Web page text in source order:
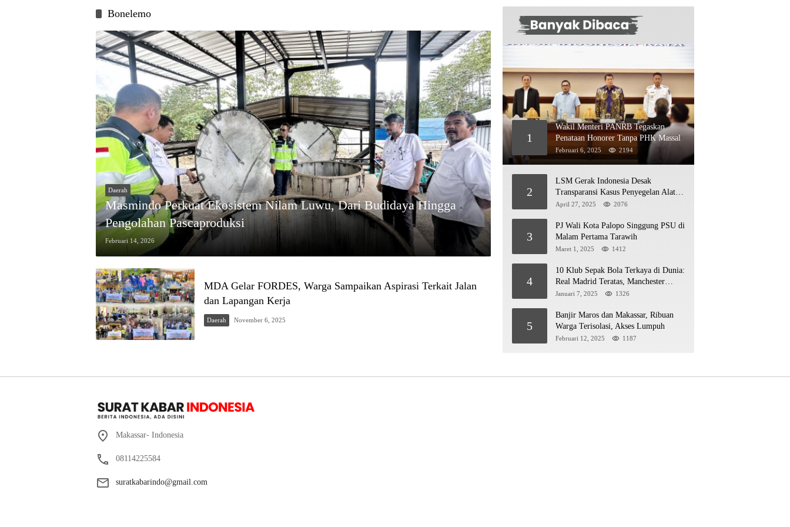
Bonelemo
Daerah
Masmindo Perkuat Ekosistem Nilam Luwu, Dari Budidaya Hingga
Pengolahan Pascaproduksi
Februari 14, 2026
MDA Gelar FORDES, Warga Sampaikan Aspirasi Terkait Jalan
dan Lapangan Kerja
Daerah November 6, 2025
1
Wakil Menteri PANRB Tegaskan
Penataan Honorer Tanpa PHK Massal
Februari 6, 2025 2194
2
LSM Gerak Indonesia Desak
Transparansi Kasus Penyegelan Alat
Berat di Jetty PT Kasmar 2
April 27, 2025 2076
3
PJ Wali Kota Palopo Singgung PSU di
Malam Pertama Tarawih
Maret 1, 2025 1412
4
10 Klub Sepak Bola Terkaya di Dunia:
Real Madrid Teratas, Manchester
United Mengejar!
Januari 7, 2025 1326
5
Banjir Maros dan Makassar, Ribuan
Warga Terisolasi, Akses Lumpuh
Februari 12, 2025 1187
Makassar- Indonesia
08114225584
suratkabarindo@gmail.com